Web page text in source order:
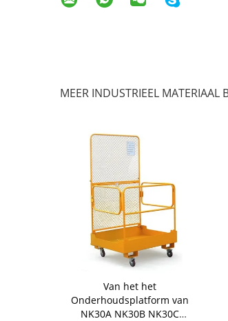
MEER INDUSTRIEEL MATERIAAL
Van het het
Onderhoudsplatform van
NK30A NK30B NK30C